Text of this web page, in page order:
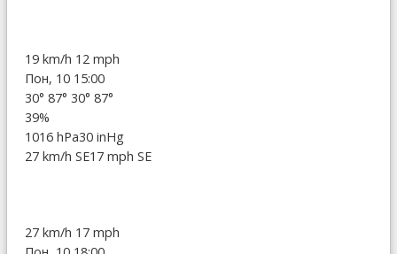
19 km/h 12 mph
Пон, 10 15:00
30° 87° 30° 87°
39%
1016 hPa30 inHg
27 km/h SE17 mph SE
27 km/h 17 mph